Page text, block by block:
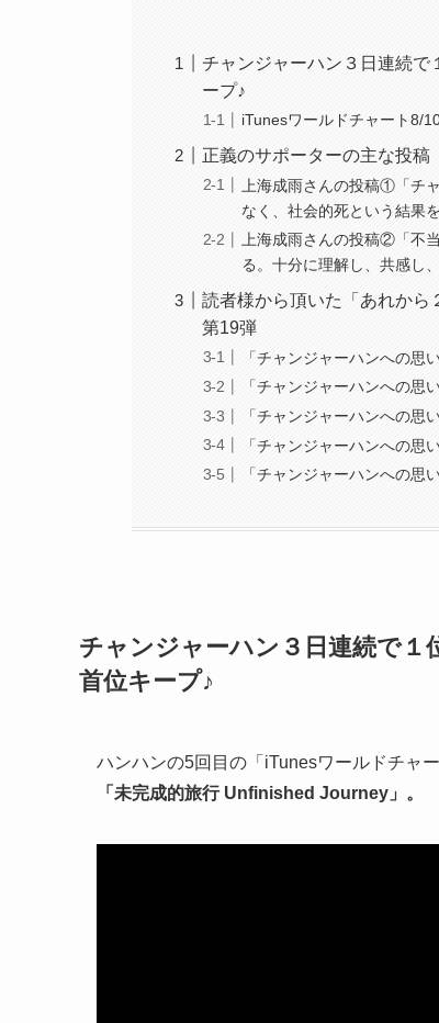
チャンジャーハン３日連続で
ープ♪
iTunesワールドチャート8/
正義のサポーターの主な投
上海成雨さんの投稿①「チ
なく、社会的死という結果
上海成雨さんの投稿②「不
る。十分に理解し、共感し
読者様から頂いた「あれから
第19弾
「チャンジャーハンへの
「チャンジャーハンへの
「チャンジャーハンへの
「チャンジャーハンへの
「チャンジャーハンへの
チャンジャーハン３日連続で１
首位キープ♪
ハンハンの5回目の「iTunesワールドチャ
「未完成的旅行 Unfinished Journey」。